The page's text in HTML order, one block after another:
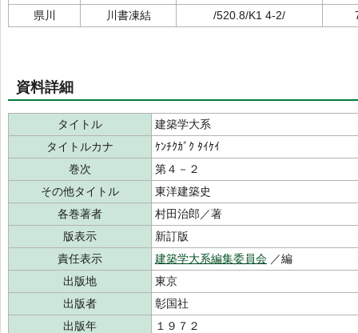
県川
川書凍結 /520.8/K1 4-2/
資料詳細
タイトル
建築学大系
タイトルカナ
ｹﾝﾁｸｶﾞｸ ﾀｲｹｲ
巻次
第４－２
その他タイトル
東洋建築史
各巻著者
村田治郎／著
版表示
新訂版
責任表示
建築学大系編集委員会 ／編
出版地
東京
出版者
彰国社
出版年
１９７２